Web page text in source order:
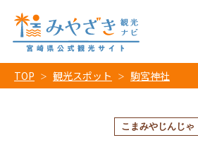
TOP 観光スポット 駒宮神社
こまみやじんじゃ